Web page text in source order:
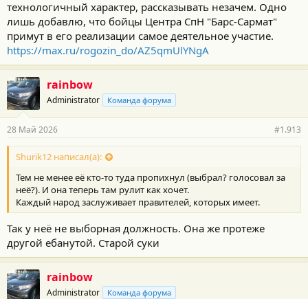
технологичный характер, рассказывать незачем. Одно
лишь добавлю, что бойцы Центра СпН "Барс-Сармат"
примут в его реализации самое деятельное участие.
https://max.ru/rogozin_do/AZ5qmUlYNgA
rainbow
Administrator Команда форума
28 Май 2026 #1.913
Shurik12 написал(а):
Тем не менее её кто-то туда пропихнул (выбрал? голосовал за
неё?). И она теперь там рулит как хочет.
Каждый народ заслуживает правителей, которых имеет.
Так у неё не выборная должность. Она же протеже
другой ебанутой. Старой суки
rainbow
Administrator Команда форума